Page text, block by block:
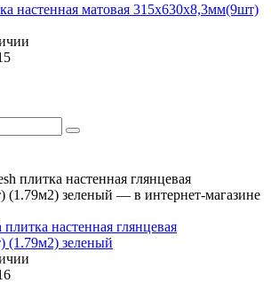
настенная матовая 315x630x8,3мм(9шт)
настенная глянцевая
(1.79м2) зеленый